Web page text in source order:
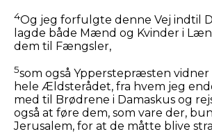
4Og jeg forfulgte denne Vej indtil
lagde både Mænd og Kvinder i
dem til Fængsler,
5som også Ypperstepræsten vidner
hele Ældsterådet, fra hvem jeg
med til Brødrene i Damaskus og
også at føre dem, som vare der,
Jerusalem, for at de måtte blive